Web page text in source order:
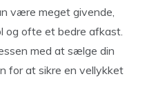
være meget givende,
og ofte et bedre afkast.
med at sælge din
for at sikre en vellykket